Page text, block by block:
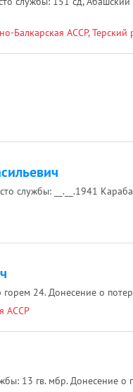
Балкарская АССР,
службы: __.__.1941
24. Донесение о
АССР
13 гв. мбр. Донесение о